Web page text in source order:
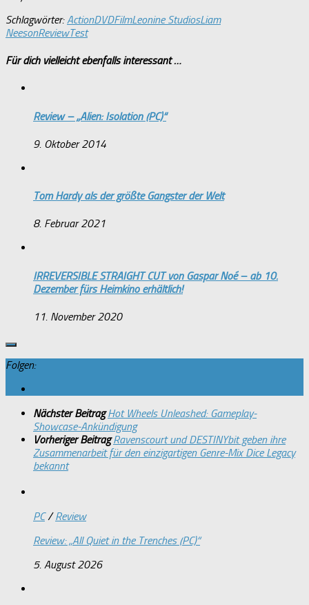
Schlagwörter: ActionDVDFilmLeonine StudiosLiam
NeesonReviewTest
Für dich vielleicht ebenfalls interessant …
Review – „Alien: Isolation (PC)“
9. Oktober 2014
Tom Hardy als der größte Gangster der Welt
8. Februar 2021
IRREVERSIBLE STRAIGHT CUT von Gaspar Noé – ab 10.
Dezember fürs Heimkino erhältlich!
11. November 2020
Folgen:
Nächster BeitragHot Wheels Unleashed: Gameplay-
Showcase-Ankündigung
Vorheriger BeitragRavenscourt und DESTINYbit geben ihre
Zusammenarbeit für den einzigartigen Genre-Mix Dice Legacy
bekannt
PC/Review
Review: „All Quiet in the Trenches (PC)“
5. August 2026